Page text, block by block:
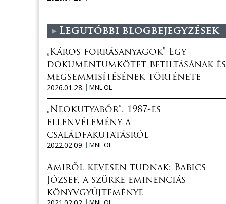
Legutóbbi blogbejegyzések
„Káros forrásanyagok” Egy
dokumentumkötet betiltásának és
megsemmisítésének története
2026.01.28.
MNL OL
„Neokutyabőr”. 1987-es
ellenvélemény a
családfakutatásról
2022.02.09.
MNL OL
Amiről kevesen tudnak: Babics
József, a szürke eminenciás
könyvgyűjteménye